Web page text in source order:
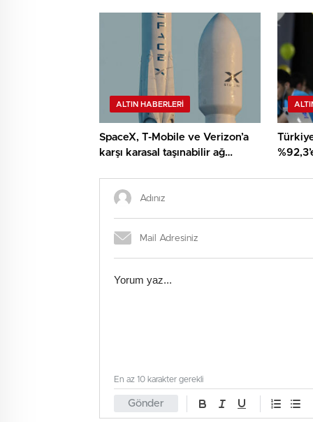
ALTIN HABERLERI
SpaceX, T-Mobile ve Verizon’a
karşı karasal taşınabilir ağ
Gönder
En az 10 karakter gerekli